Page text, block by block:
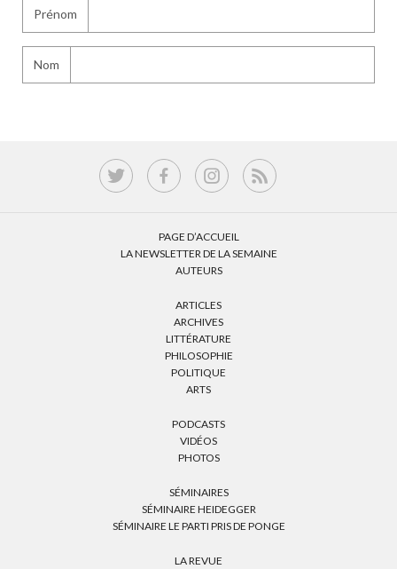
Prénom
Nom
PAGE D’ACCUEIL
LA NEWSLETTER DE LA SEMAINE
AUTEURS
ARTICLES
ARCHIVES
LITTÉRATURE
PHILOSOPHIE
POLITIQUE
ARTS
PODCASTS
VIDÉOS
PHOTOS
SÉMINAIRES
SÉMINAIRE HEIDEGGER
SÉMINAIRE LE PARTI PRIS DE PONGE
LA REVUE